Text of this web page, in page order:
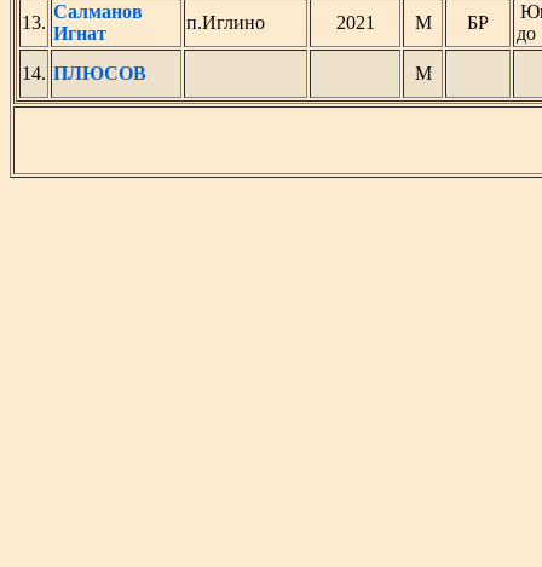
13.
Салманов
Игнат
п.Иглино 2021 М БР
до
14. ПЛЮСОВ М